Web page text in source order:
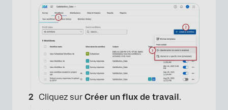
Cliquez sur Créer un flux de travail.